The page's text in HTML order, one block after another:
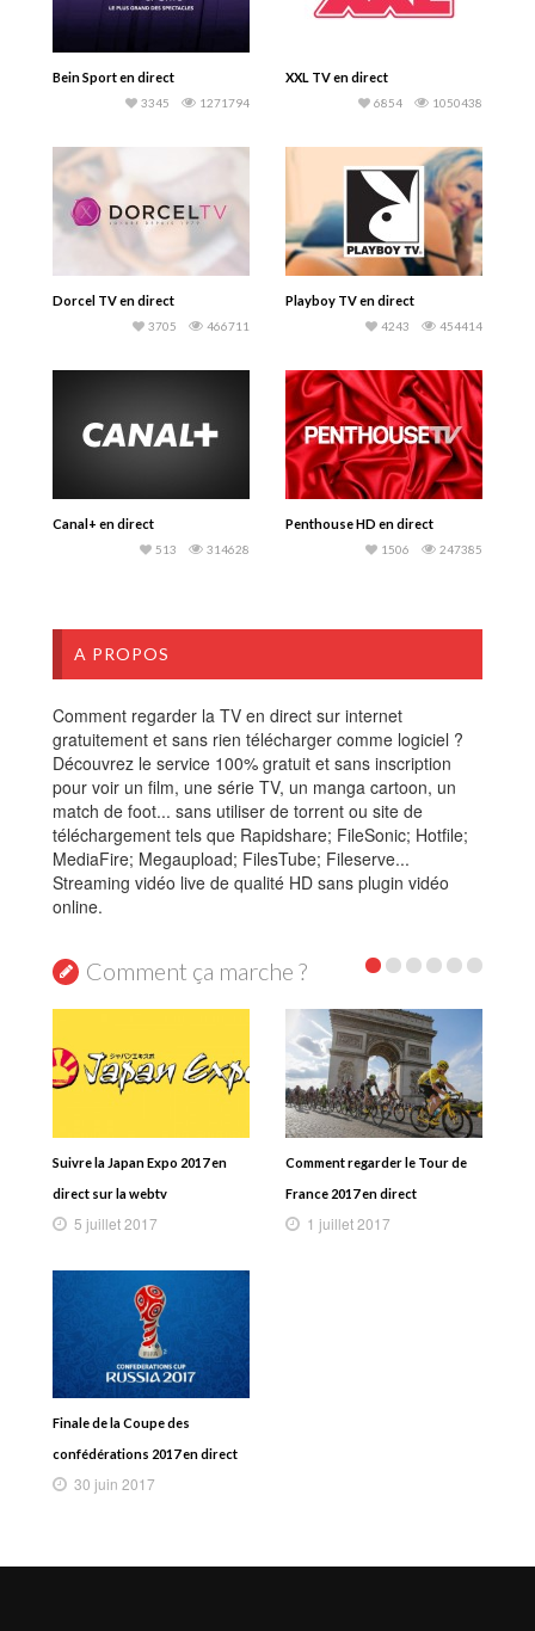
Bein Sport en direct
1271794
3345
XXL TV en direct
1050438
6854
Dorcel TV en direct
466711
3705
Playboy TV en direct
454414
4243
Canal+ en direct
314628
513
Penthouse HD en direct
247385
1506
A PROPOS
Comment regarder la TV en direct sur internet
gratuitement et sans rien télécharger comme logiciel ?
Découvrez le service 100% gratuit et sans inscription
pour voir un film, une série TV, un manga cartoon, un
match de foot... sans utiliser de torrent ou site de
téléchargement tels que Rapidshare; FileSonic; Hotfile;
MediaFire; Megaupload; FilesTube; Fileserve...
Streaming vidéo live de qualité HD sans plugin vidéo
online.
Comment ça marche ?
Suivre la Japan Expo 2017 en
direct sur la webtv
5 juillet 2017
Comment regarder le Tour de
France 2017 en direct
1 juillet 2017
Finale de la Coupe des
confédérations 2017 en direct
30 juin 2017